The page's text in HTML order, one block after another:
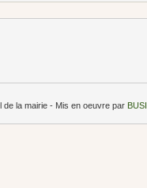
de la mairie - Mis en oeuvre par